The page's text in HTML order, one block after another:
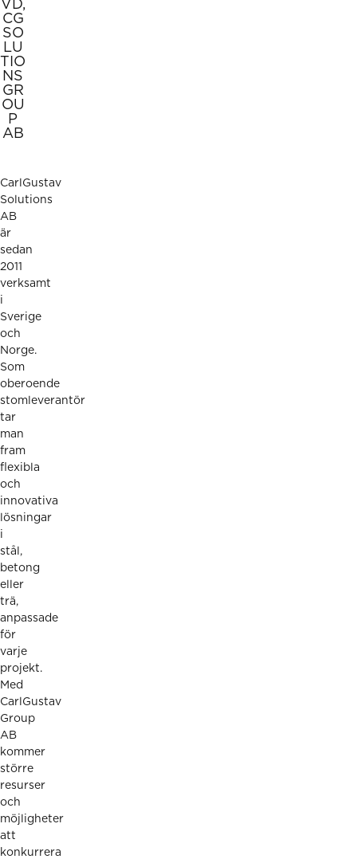
VD,
CG
SO
LU
TIO
NS
GR
OU
P
AB
CarlGustav
Solutions
AB
är
sedan
2011
verksamt
i
Sverige
och
Norge.
Som
oberoende
stomleverantör
tar
man
fram
flexibla
och
innovativa
lösningar
i
stål,
betong
eller
trä,
anpassade
för
varje
projekt.
Med
CarlGustav
Group
AB
kommer
större
resurser
och
möjligheter
att
konkurrera